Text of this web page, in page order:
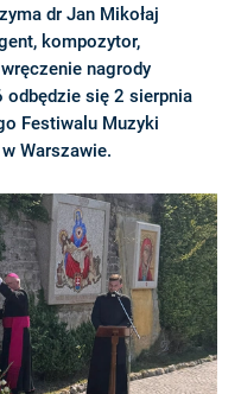
dr Jan Mikołaj
kompozytor,
nagrody
odbędzie się 2 sierpnia
Festiwalu Muzyki
Warszawie.